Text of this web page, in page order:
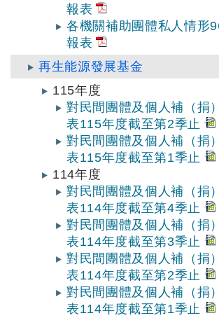
報表
各機關補助團體私人情形
報表
再生能源發展基金
115年度
對民間團體及個人補（捐
表115年度截至第2季止
對民間團體及個人補（捐
表115年度截至第1季止
114年度
對民間團體及個人補（捐
表114年度截至第4季止
對民間團體及個人補（捐
表114年度截至第3季止
對民間團體及個人補（捐
表114年度截至第2季止
對民間團體及個人補（捐
表114年度截至第1季止